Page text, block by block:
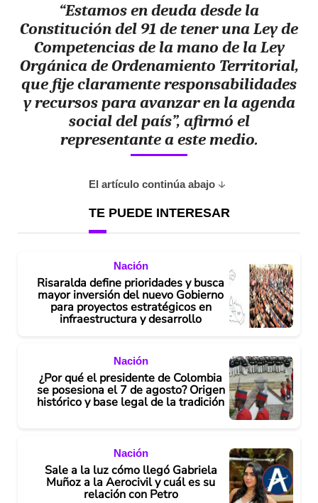
“Estamos en deuda desde la
Constitución del 91 de tener una Ley de
Competencias de la mano de la Ley
Orgánica de Ordenamiento Territorial,
que fije claramente responsabilidades
y recursos para avanzar en la agenda
social del país”, afirmó el
representante a este medio.
El artículo continúa abajo
TE PUEDE INTERESAR
Nación
Risaralda define prioridades y busca
mayor inversión del nuevo Gobierno
para proyectos estratégicos en
infraestructura y desarrollo
Nación
¿Por qué el presidente de Colombia
se posesiona el 7 de agosto? Origen
histórico y base legal de la tradición
Nación
Sale a la luz cómo llegó Gabriela
Muñoz a la Aerocivil y cuál es su
relación con Petro